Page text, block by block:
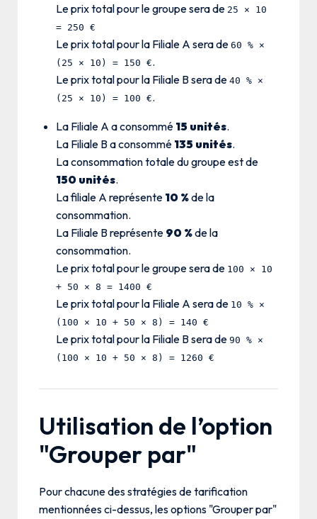
Le prix total pour le groupe sera de 25 × 10
= 250 €
Le prix total pour la Filiale A sera de 60 % ×
(25 × 10) = 150 €.
Le prix total pour la Filiale B sera de 40 % ×
(25 × 10) = 100 €.
La Filiale A a consommé 15 unités.
La Filiale B a consommé 135 unités.
La consommation totale du groupe est de
150 unités.
La filiale A représente 10 %de la
consommation.
La Filiale B représente 90 %de la
consommation.
Le prix total pour le groupe sera de 100 × 10
+ 50 × 8 = 1400 €
Le prix total pour la Filiale A sera de 10 % ×
(100 × 10 + 50 × 8) = 140 €
Le prix total pour la Filiale B sera de 90 % ×
(100 × 10 + 50 × 8) = 1260 €
Utilisation de l’option
"Grouper par"
Pour chacune des stratégies de tarification
mentionnées ci-dessus, les options "Grouper par"